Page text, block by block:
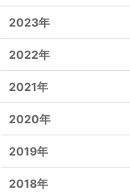
2023年
2022年
2021年
2020年
2019年
2018年